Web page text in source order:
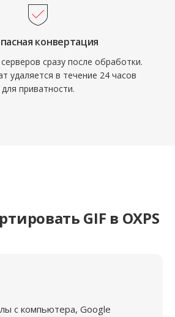
конвертация
сразу после обработки.
удаляется в течение 24 часов
для приватности.
GIF в OXPS
с компьютера, Google